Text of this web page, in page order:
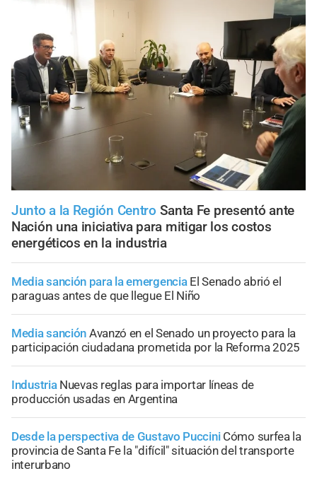
Junto a la Región Centro Santa Fe presentó ante
Nación una iniciativa para mitigar los costos
energéticos en la industria
Media sanción para la emergencia El Senado abrió el
paraguas antes de que llegue El Niño
Media sanción Avanzó en el Senado un proyecto para la
participación ciudadana prometida por la Reforma 2025
Industria Nuevas reglas para importar líneas de
producción usadas en Argentina
Desde la perspectiva de Gustavo Puccini Cómo surfea la
provincia de Santa Fe la "difícil" situación del transporte
interurbano